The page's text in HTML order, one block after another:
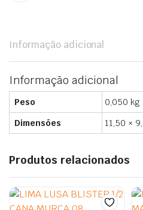
Informação adicional
Informação adicional
Peso
0,050 kg
Dimensões
11,50 ×
Produtos relacionados